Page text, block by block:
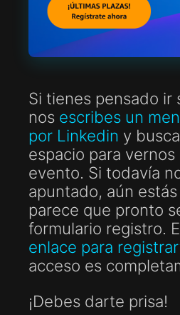
Si tienes pensado ir
nos escribes un
por Linkedin y
espacio para
evento. Si todavía
apuntado, aún
parece que pronto
formulario registro.
enlace para
acceso es
¡Debes darte prisa!